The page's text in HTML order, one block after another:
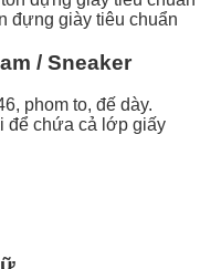
đựng giày tiêu chuẩn
/ Sneaker
phom to, đế dày.
để chứa cả lớp giấy